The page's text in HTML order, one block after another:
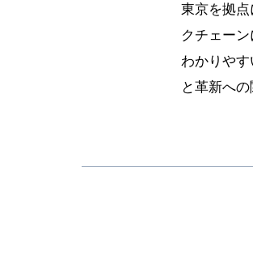
東京を拠
クチェー
わかりや
と革新へ